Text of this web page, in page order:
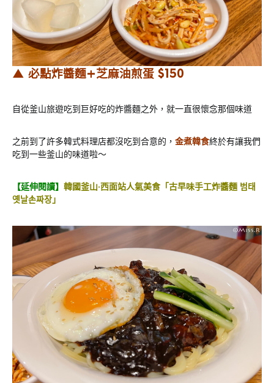
▲ 必點炸醬麵+芝麻油煎蛋 $150
自從釜山旅遊吃到巨好吃的炸醬麵之外，就一直很懷念那個味道
之前到了許多韓式料理店都沒吃到合意的， 金煮韓食終於有讓我們
吃到一些釜山的味道啦～
【延伸閱讀】 韓國釜山‧西面站人氣美食「古早味手工炸醬麵 범태
옛날손짜장」